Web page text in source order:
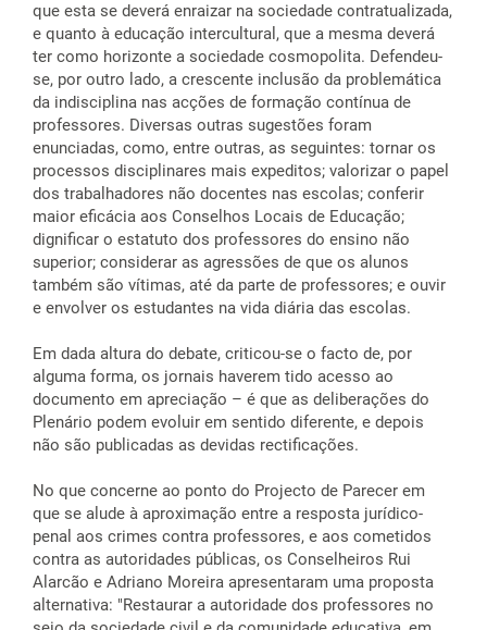
que esta se deverá enraizar na sociedade contratualizada,
e quanto à educação intercultural, que a mesma deverá
ter como horizonte a sociedade cosmopolita. Defendeu-
se, por outro lado, a crescente inclusão da problemática
da indisciplina nas acções de formação contínua de
professores. Diversas outras sugestões foram
enunciadas, como, entre outras, as seguintes: tornar os
processos disciplinares mais expeditos; valorizar o papel
dos trabalhadores não docentes nas escolas; conferir
maior eficácia aos Conselhos Locais de Educação;
dignificar o estatuto dos professores do ensino não
superior; considerar as agressões de que os alunos
também são vítimas, até da parte de professores; e ouvir
e envolver os estudantes na vida diária das escolas.
Em dada altura do debate, criticou-se o facto de, por
alguma forma, os jornais haverem tido acesso ao
documento em apreciação – é que as deliberações do
Plenário podem evoluir em sentido diferente, e depois
não são publicadas as devidas rectificações.
No que concerne ao ponto do Projecto de Parecer em
que se alude à aproximação entre a resposta jurídico-
penal aos crimes contra professores, e aos cometidos
contra as autoridades públicas, os Conselheiros Rui
Alarcão e Adriano Moreira apresentaram uma proposta
alternativa: "Restaurar a autoridade dos professores no